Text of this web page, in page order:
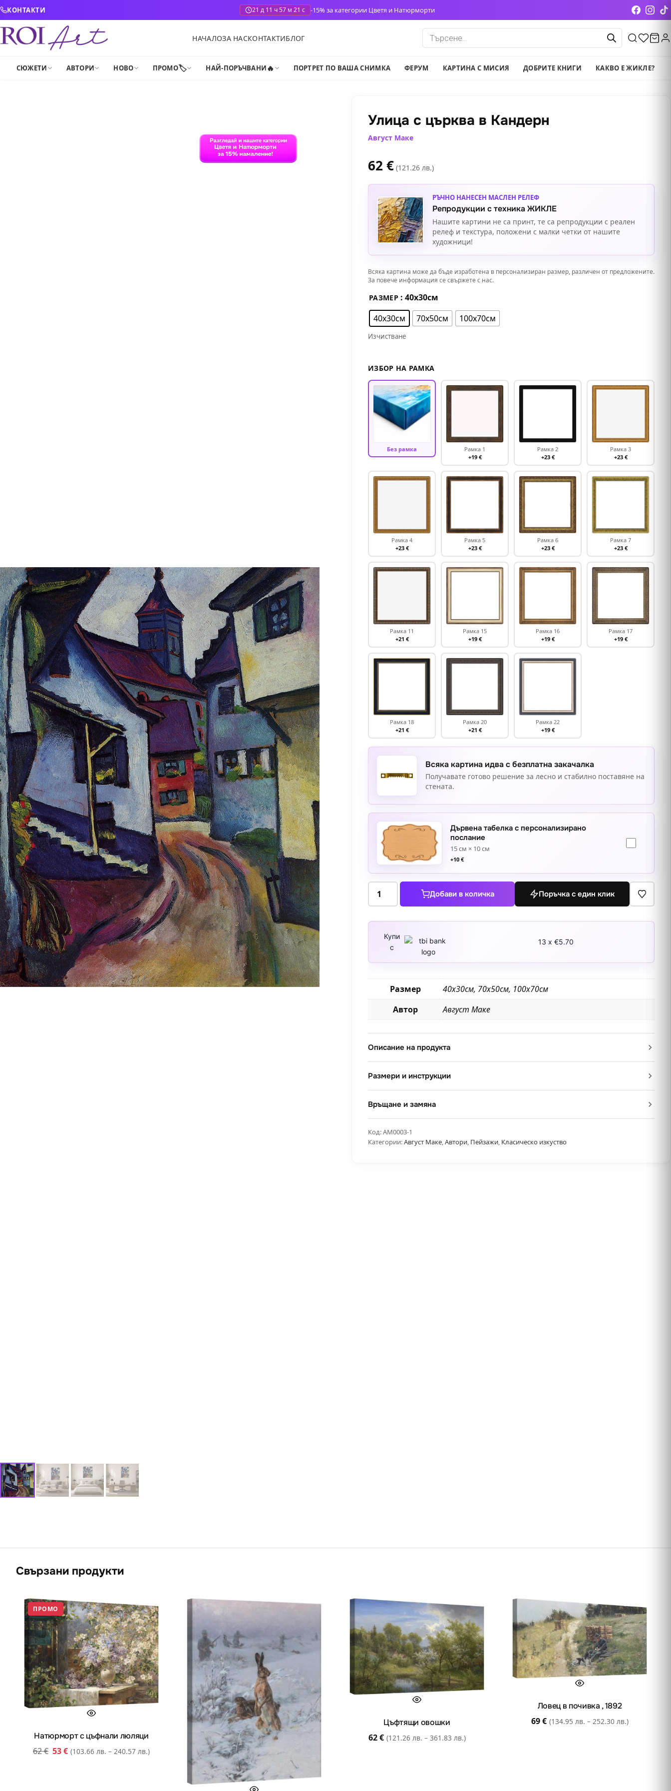
Skip to content
КОНТАКТИ 21 д 11 ч 57 м 19 с -15% за категории Цветя и Натюрморти
НАЧАЛОЗА НАСКОНТАКТИБЛОГ
Products
search
СЮЖЕТИ АВТОРИ НОВО ПРОМО🏷️ НАЙ-ПОРЪЧВАНИ🔥 ПОРТРЕТ ПО ВАША СНИМКА ФЕРУМ КАРТИНА С МИСИЯ ДОБРИТЕ КНИГИ КАКВО Е ЖИКЛЕ?
Улица с църква в Кандерн
Август Маке
62 € (121.26 лв.)
РЪЧНО НАНЕСЕН МАСЛЕН РЕЛЕФ
Репродукции с техника ЖИКЛЕ
Нашите картини не са принт, те са репродукции с реален
релеф и текстура, положени с малки четки от нашите
художници!
Всяка картина може да бъде изработена в персонализиран размер, различен от предложените.
За повече информация се свържете с нас.
РАЗМЕР : 40х30см
40х30см
70х50см 100х70см
Изчистване
ИЗБОР НА РАМКА
Без рамка
Рамка 1
+19 €
Рамка 2
+23 €
Рамка 3
+23 €
Рамка 4
+23 €
Рамка 5
+23 €
Рамка 6
+23 €
Рамка 7
+23 €
Рамка 11
+21 €
Рамка 15
+19 €
Рамка 16
+19 €
Рамка 17
+19 €
Рамка 18
+21 €
Рамка 20
+21 €
Рамка 22
+19 €
Всяка картина идва с безплатна закачалка
Получавате готово решение за лесно и стабилно поставяне на
стената.
Дървена табелка с персонализирано
послание
15 см × 10 см
+10 €
количество
с
църква
Кандерн
Добави в количка Поръчка с един клик
Купи
с
13 x €5.70
Размер
40х30см, 70х50см, 100х70см
Автор
Август Маке
Описание на продукта
Размери и инструкции
Връщане и замяна
Код:AM0003-1
Категории:Август Маке,Автори, Пейзажи, Класическо изкуство
Свързани продукти
ПРОМО
Натюрморт с цъфнали люляци
62€ 53€ (103.66 лв. – 240.57 лв.)
Цъфтящи овошки
62€ (121.26 лв. – 361.83 лв.)
Ловец в почивка , 1892
69€ (134.95 лв. – 252.30 лв.)